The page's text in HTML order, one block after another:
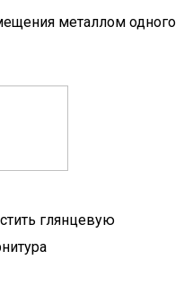
металлом одного
глянцевую